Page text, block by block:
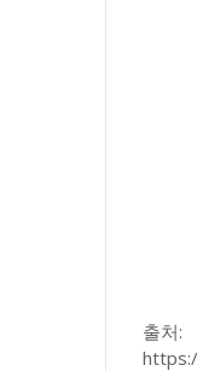
출처: